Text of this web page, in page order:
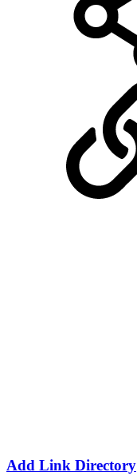
Add Link Directory